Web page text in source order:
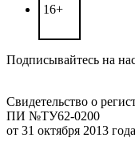
16+
Подписывайтесь на
Свидетельство о
ПИ №ТУ62-0200
от 31 октября 2013 года